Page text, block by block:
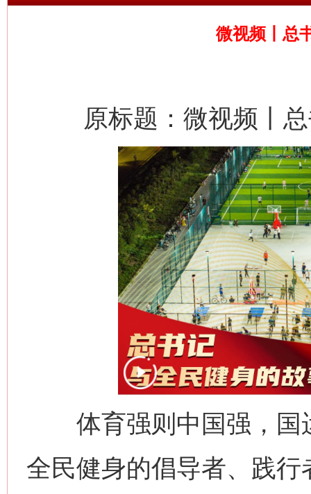
微视频丨总
原标题：微视频丨总
体育强则中国强，国
全民健身的倡导者、践